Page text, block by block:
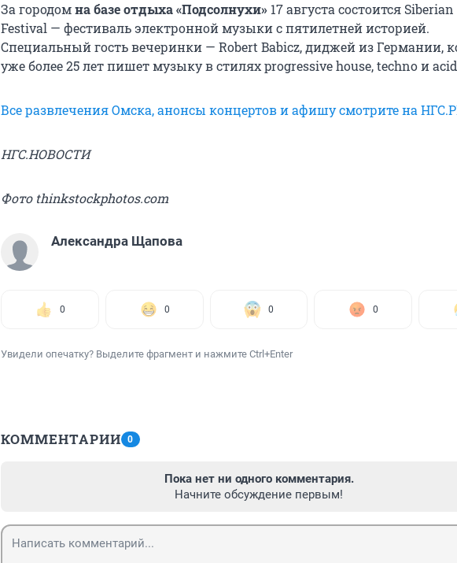
За городомна базе отдыха «Подсолнухи» 17 августа состоится Siberian
Festival — фестиваль электронной музыки с пятилетней историей.
Специальный гость вечеринки — Robert Babicz, диджей из Германии,
уже более 25 лет пишет музыку в стилях progressive house, techno и
Все развлечения Омска, анонсы концертов и афишу смотрите на
НГС.НОВОСТИ
Фото thinkstockphotos.com
Александра Щапова
0 0 0 0
Увидели опечатку? Выделите фрагмент и нажмите Ctrl+Enter
КОММЕНТАРИИ 0
Пока нет ни одного комментария.
Начните обсуждение первым!